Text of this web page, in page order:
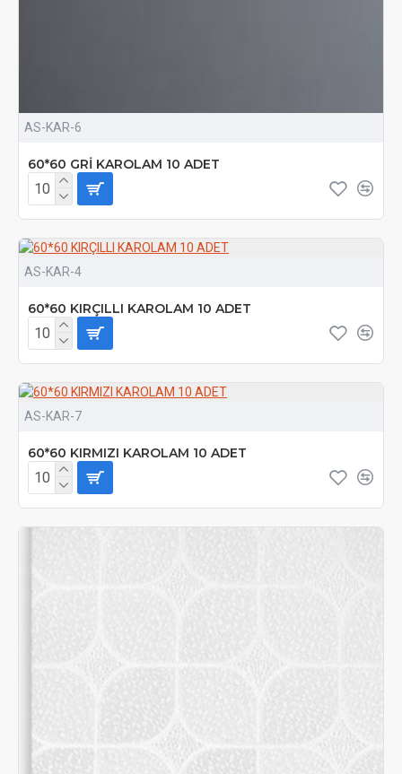
AS-KAR-6
60*60 GRİ KAROLAM 10 ADET
AS-KAR-4
60*60 KIRÇILLI KAROLAM 10 ADET
AS-KAR-7
60*60 KIRMIZI KAROLAM 10 ADET